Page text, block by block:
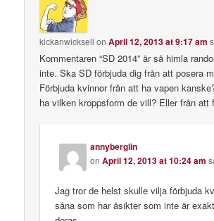
kickanwicksell onApril 12, 2013 at 9:17 am
Kommentaren “SD 2014” är så himla
inte. Ska SD förbjuda dig från att posera
Förbjuda kvinnor från att ha vapen
ha vilken kroppsform de vill? Eller från att
annyberglin
onApril 12, 2013 at 10:24 am
Jag tror de helst skulle vilja förbjuda
såna som har åsikter som inte är